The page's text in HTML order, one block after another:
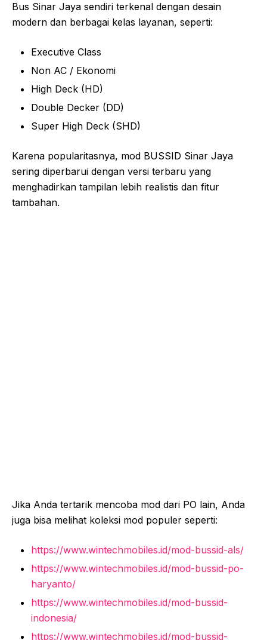
Bus Sinar Jaya sendiri terkenal dengan desain
modern dan berbagai kelas layanan, seperti:
Executive Class
Non AC / Ekonomi
High Deck (HD)
Double Decker (DD)
Super High Deck (SHD)
Karena popularitasnya, mod BUSSID Sinar Jaya
sering diperbarui dengan versi terbaru yang
menghadirkan tampilan lebih realistis dan fitur
tambahan.
Jika Anda tertarik mencoba mod dari PO lain, Anda
juga bisa melihat koleksi mod populer seperti:
https://www.wintechmobiles.id/mod-bussid-als/
https://www.wintechmobiles.id/mod-bussid-po-
haryanto/
https://www.wintechmobiles.id/mod-bussid-
indonesia/
https://www.wintechmobiles.id/mod-bussid-